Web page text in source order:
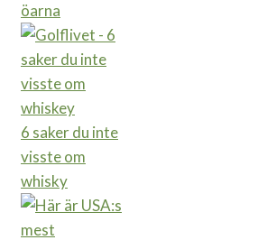
öarna
6 saker du inte
visste om
whisky